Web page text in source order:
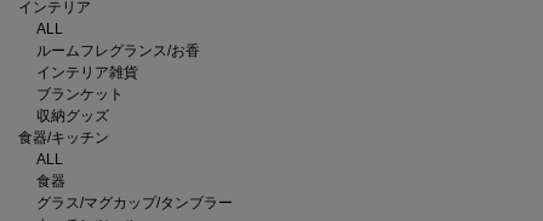
インテリア
ALL
ルームフレグランス/お香
インテリア雑貨
ブランケット
収納グッズ
食器/キッチン
ALL
食器
グラス/マグカップ/タンブラー